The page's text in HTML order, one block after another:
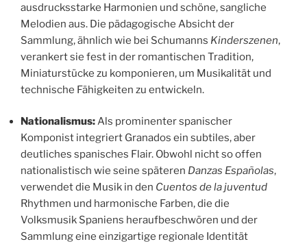
ausdrucksstarke Harmonien und schöne, sangliche
Melodien aus. Die pädagogische Absicht der
Sammlung, ähnlich wie bei Schumanns Kinderszenen,
verankert sie fest in der romantischen Tradition,
Miniaturstücke zu komponieren, um Musikalität und
technische Fähigkeiten zu entwickeln.
Nationalismus:Als prominenter spanischer
Komponist integriert Granados ein subtiles, aber
deutliches spanisches Flair. Obwohl nicht so offen
nationalistisch wie seine späteren Danzas Españolas,
verwendet die Musik in den Cuentos de la juventud
Rhythmen und harmonische Farben, die die
Volksmusik Spaniens heraufbeschwören und der
Sammlung eine einzigartige regionale Identität